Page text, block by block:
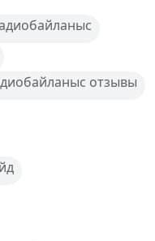
отзывы